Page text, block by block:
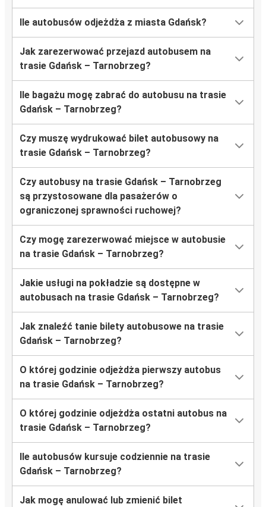
Ile autobusów odjeżdża z miasta Gdańsk?
Jak zarezerwować przejazd autobusem na
trasie Gdańsk – Tarnobrzeg?
Ile bagażu mogę zabrać do autobusu na trasie
Gdańsk – Tarnobrzeg?
Czy muszę wydrukować bilet autobusowy na
trasie Gdańsk – Tarnobrzeg?
Czy autobusy na trasie Gdańsk – Tarnobrzeg
są przystosowane dla pasażerów o
ograniczonej sprawności ruchowej?
Czy mogę zarezerwować miejsce w autobusie
na trasie Gdańsk – Tarnobrzeg?
Jakie usługi na pokładzie są dostępne w
autobusach na trasie Gdańsk – Tarnobrzeg?
Jak znaleźć tanie bilety autobusowe na trasie
Gdańsk – Tarnobrzeg?
O której godzinie odjeżdża pierwszy autobus
na trasie Gdańsk – Tarnobrzeg?
O której godzinie odjeżdża ostatni autobus na
trasie Gdańsk – Tarnobrzeg?
Ile autobusów kursuje codziennie na trasie
Gdańsk – Tarnobrzeg?
Jak mogę anulować lub zmienić bilet